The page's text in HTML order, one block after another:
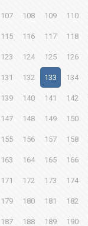
107 108 109 110
115 116 117 118
123 124 125 126
131 132 133 134
139 140 141 142
147 148 149 150
155 156 157 158
163 164 165 166
171 172 173 174
179 180 181 182
187 188 189 190